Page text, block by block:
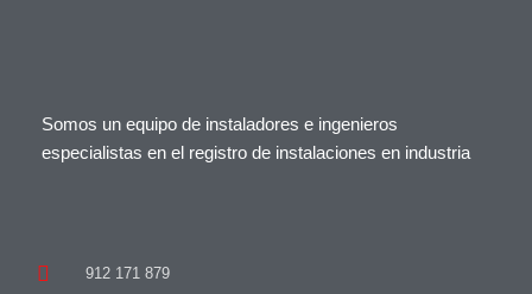
Somos un equipo de instaladores e ingenieros
especialistas en el registro de instalaciones en industria
912 171 879